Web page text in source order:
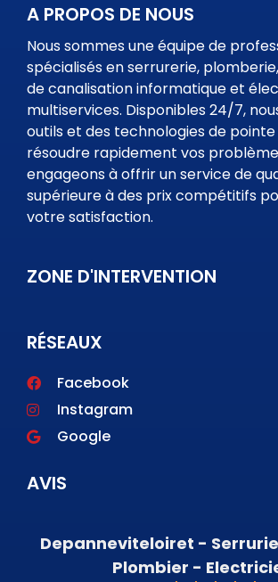
A PROPOS DE NOUS
Nous sommes une équipe de
spécialisés en serrurerie,
de canalisation informatique et
multiservices. Disponibles 24/7,
outils et des technologies de
résoudre rapidement vos
engageons à offrir un service de
supérieure à des prix compétitifs
votre satisfaction.
ZONE D'INTERVENTION
RÉSEAUX
Facebook
Instagram
Google
AVIS
Depanneviteloiret -
Plombier -